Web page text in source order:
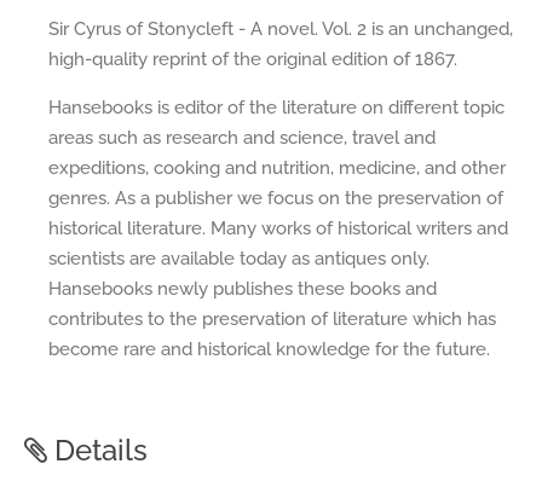
Sir Cyrus of Stonycleft - A novel. Vol. 2 is an unchanged,
high-quality reprint of the original edition of 1867.
Hansebooks is editor of the literature on different topic
areas such as research and science, travel and
expeditions, cooking and nutrition, medicine, and other
genres. As a publisher we focus on the preservation of
historical literature. Many works of historical writers and
scientists are available today as antiques only.
Hansebooks newly publishes these books and
contributes to the preservation of literature which has
become rare and historical knowledge for the future.
Details